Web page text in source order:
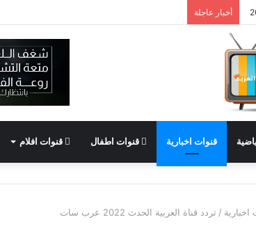
أخبار عاجلة
قنوات اخبارية قنوات اطفال قنوات افلام
اخبارية / تردد قناة العربية الحدث 2022 عرب سات